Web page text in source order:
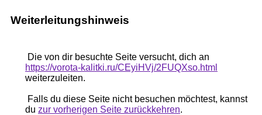
Weiterleitungshinweis
Die von dir besuchte Seite versucht, dich an
https://vorota-kalitki.ru/CEyiHVj/2FUQXso.html
weiterzuleiten.
Falls du diese Seite nicht besuchen möchtest, kannst
du zur vorherigen Seite zurückkehren.